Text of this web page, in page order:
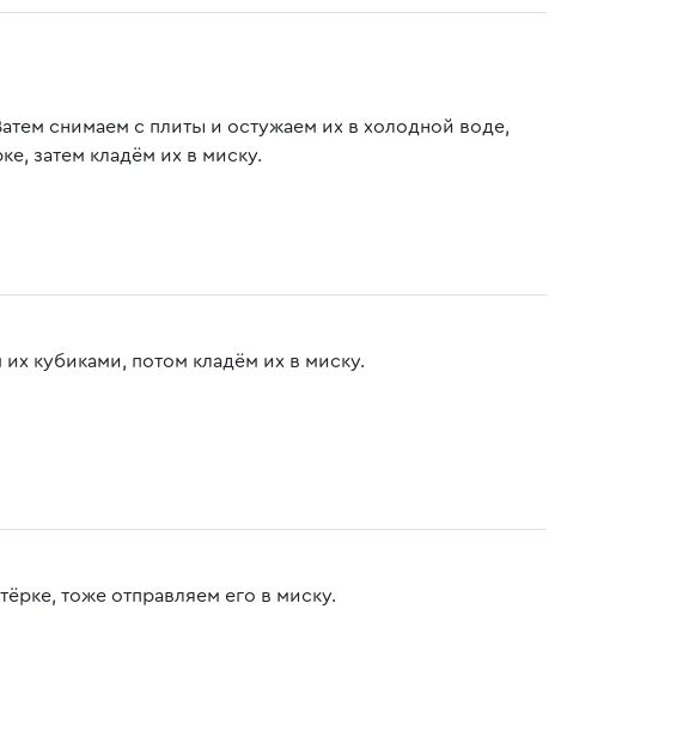
снимаем с плиты и остужаем их в холодной воде,
затем кладём их в миску.
кубиками, потом кладём их в миску.
тоже отправляем его в миску.